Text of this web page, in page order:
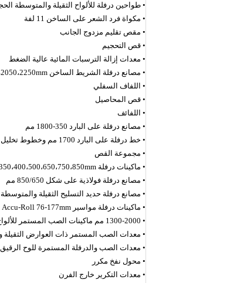
• طواحين درفلة للألواح الثقيلة والمتوسطة الحجم 2450-
• مكواة فرد الشعر على الساخن 11 لفة
• مقص تقليم مزدوج الجانب
• قص التحجيم
• معدات إزالة الترسبات المائية عالية الضغط
• مصانع درفلة الشريط الساخن 500،950،1250،1450،1580،1680،1780،2050،2250mm
• اللفاف السفلي
• قص المحاصيل
• اللفائف
• مصانع درفلة على البارد 350-1800 مم
• خط درفلة على البارد 1700 مم وخطوط تخليل وجلفنة
• مجموعة القص
• ماكينات درفلة 250،350،400،500،650،750،850mm متوسطة وصغيرة الحجم
• مصانع درفلة فولاذية على شكل 850/650 مم
• مصانع درفلة حديد التسليح الثقيلة
• ماكينات درفلة مواسير Accu-Roll 76-177mm وآلات ثقب
• 1300-2000 مم ماكينات الصب المستمر للألواح الثقيلة والمتوسطة الحجم
• معدات الصب المستمر ذات العوارض الثقيلة
• معدات الصب والدرفلة المستمرة للوح الرقيق
• محول نفخ مكرر
• معدات التكرير خارج الفرن